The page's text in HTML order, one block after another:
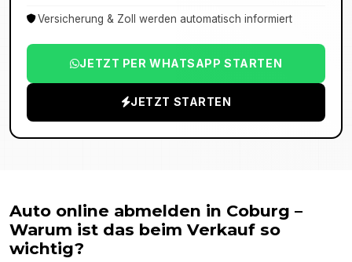
Versicherung & Zoll werden automatisch informiert
JETZT PER WHATSAPP STARTEN
JETZT STARTEN
Auto online abmelden in Coburg –
Warum ist das beim Verkauf so
wichtig?